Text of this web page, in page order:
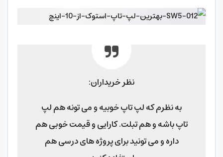
نظر خریداران:
به نظرم که لپ تاپ خوبیه و می تونه هم لپ
تاپ باشه و هم تبلت. کارایی و قیمت خوبی هم
داره و می تونید برای پروژه های درسی هم